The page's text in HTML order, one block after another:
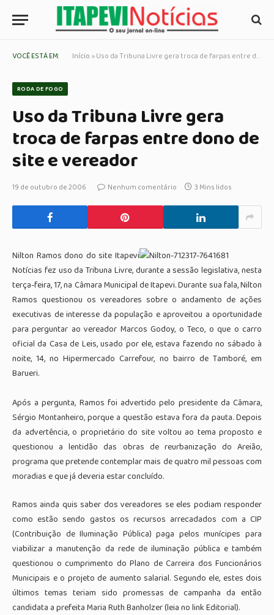
VOCÊ ESTÁ EM: Início »Uso da Tribuna Livre gera troca de farpas entre dono de site e vereador
RODA DE FOGO
Uso da Tribuna Livre gera
troca de farpas entre dono de
site e vereador
19 de outubro de 2006 Nenhum comentário 3 Mins lidos
Nilton Ramos dono do site Itapevi
Notícias fez uso da Tribuna Livre, durante a sessão legislativa, nesta
terça-feira, 17, na Câmara Municipal de Itapevi. Durante sua fala, Nilton
Ramos questionou os vereadores sobre o andamento de ações
executivas de interesse da população e aproveitou a oportunidade
para perguntar ao vereador Marcos Godoy, o Teco, o que o carro
oficial da Casa de Leis, usado por ele, estava fazendo no sábado à
noite, 14, no Hipermercado Carrefour, no bairro de Tamboré, em
Barueri.
Após a pergunta, Ramos foi advertido pelo presidente da Câmara,
Sérgio Montanheiro, porque a questão estava fora da pauta. Depois
da advertência, o proprietário do site voltou ao tema proposto e
questionou a lentidão das obras de reurbanização do Areião,
programa que pretende contemplar mais de quatro mil pessoas com
moradias e que já deveria estar concluído.
Ramos ainda quis saber dos vereadores se eles podiam responder
como estão sendo gastos os recursos arrecadados com a CIP
(Contribuição de Iluminação Pública) paga pelos munícipes para
viabilizar a manutenção da rede de iluminação pública e também
questionou o cumprimento do Plano de Carreira dos Funcionários
Municipais e o projeto de aumento salarial. Segundo ele, estes dois
últimos temas teriam sido promessas de campanha da então
candidata a prefeita Maria Ruth Banholzer (leia no link Editorial).